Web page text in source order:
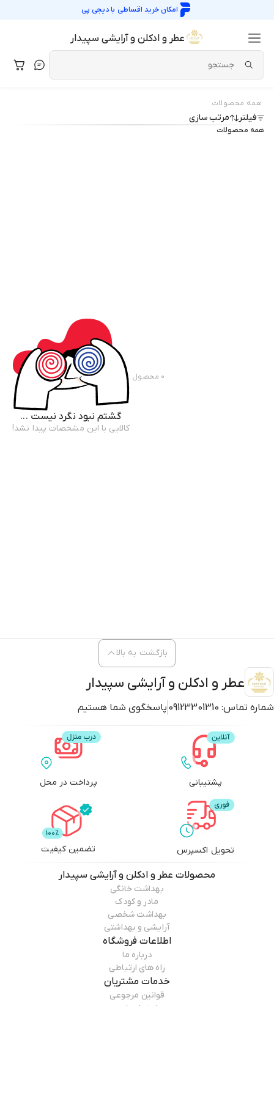
امکان خرید اقساطی بادیجی پی
عطر و ادکلن و آرایشی سپیدار
همه محصولات
فیلتر مرتب سازی
همه محصولات
۰ محصول
گشتم نبود نگرد نیست ...
کالایی با این مشخصات پیدا نشد!
عطر و ادکلن و آرایشی سپیدار
شماره تماس: 09123301310 پاسخگوی شما هستیم
بازگشت به بالا
پشتیبانی پرداخت در محل
تحویل اکسپرس تضمین کیفیت
محصولات عطر و ادکلن و آرایشی سپیدار
بهداشت خانگی
مادر و کودک
بهداشت شخصی
آرایشی و بهداشتی
اطلاعات فروشگاه
درباره ما
راه های ارتباطی
خدمات مشتریان
قوانین مرجوعی
راهنمای خرید